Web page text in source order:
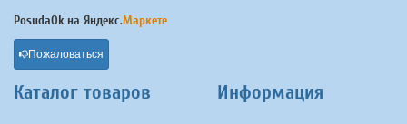
PosudaOk на Яндекс.Маркете
Пожаловаться
Каталог товаров Информация